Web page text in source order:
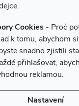
Cookies - Proč
k tomu, abychom
snadno zjistili
přihlašovat,
reklamou.
Nastavení
e-cigarety.cz. Všechna